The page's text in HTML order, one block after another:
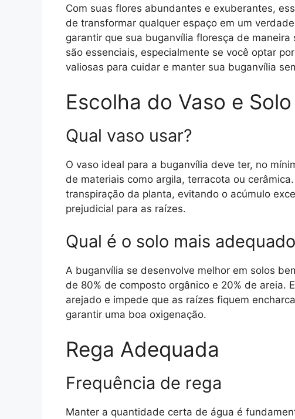
Com suas flores abundantes e exuberantes,
de transformar qualquer espaço em um
garantir que sua buganvília floresça de
são essenciais, especialmente se você optar
valiosas para cuidar e manter sua buganvília
Escolha do Vaso e Solo
Qual vaso usar?
O vaso ideal para a buganvília deve ter, no
de materiais como argila, terracota ou
transpiração da planta, evitando o acúmulo
prejudicial para as raízes.
Qual é o solo mais
A buganvília se desenvolve melhor em solos
de 80% de composto orgânico e 20% de areia.
arejado e impede que as raízes fiquem
garantir uma boa oxigenação.
Rega Adequada
Frequência de rega
Manter a quantidade certa de água é